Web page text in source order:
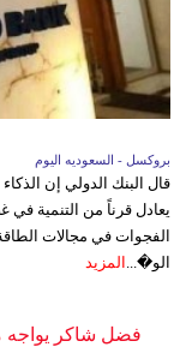
بروكسل - السعوديه اليوم
قال البنك الدولي إن
يعادل قرناً من التنمية
الفجوات في مجالات
الو�... المزيد
فضل شاكر يواجه